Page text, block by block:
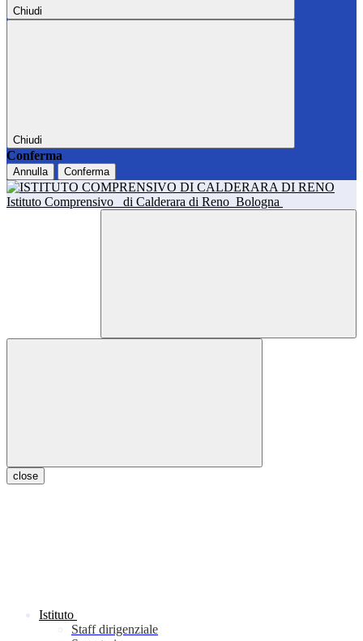
Chiudi
Chiudi
Conferma
Annulla Conferma
Istituto Comprensivo di Calderara di Reno Bologna
close
Istituto
Staff dirigenziale